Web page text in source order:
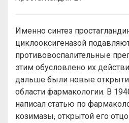
Именно синтез
циклооксигеназой
противовоспалительные
этим обусловлено их
дальше были новые
области фармакологии. В
написал статью по
козимазы, открытой его